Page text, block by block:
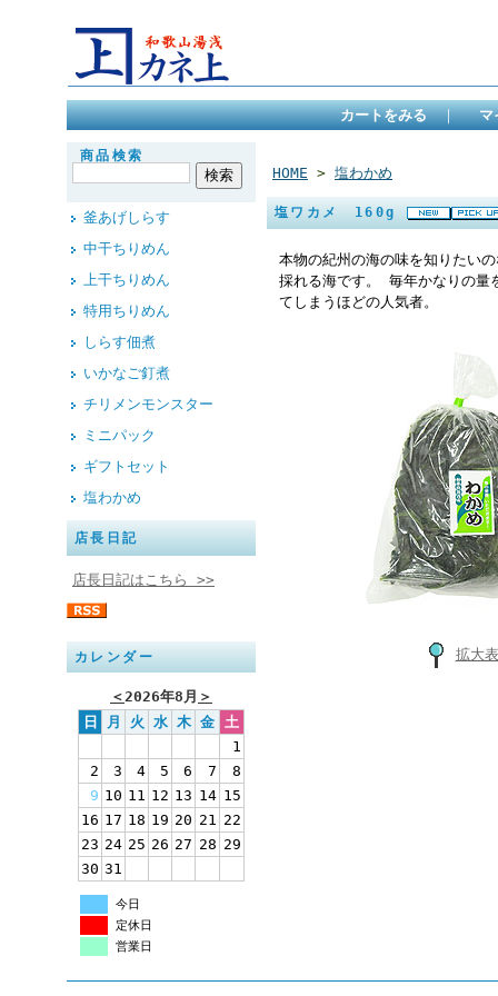
カートをみる ｜ マ
商品検索
釜あげしらす
中干ちりめん
上干ちりめん
特用ちりめん
しらす佃煮
いかなご釘煮
チリメンモンスター
ミニパック
ギフトセット
塩わかめ
店長日記
店長日記はこちら >>
カレンダー
＜2026年8月 ＞
日
月 火 水 木 金 土
1
2
3 4 5 6 7
8
9 10 11 12 13 14 15
16 17 18 19 20 21 22
23 24 25 26 27 28 29
30 31
今日
定休日
営業日
HOME > 塩わかめ
塩ワカメ 160g
本物の紀州の海の味を知りたい
採れる海です。 毎年かなりの量
てしまうほどの人気者。
拡大